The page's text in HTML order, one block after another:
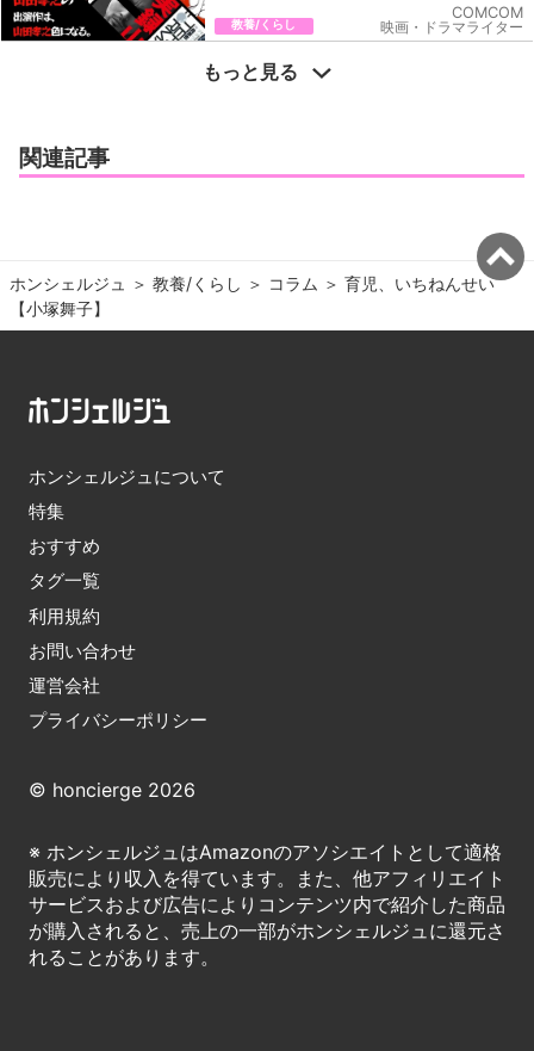
教養/くらし
COMCOM
映画・ドラマライター
もっと見る
関連記事
ホンシェルジュ ＞ 教養/くらし ＞ コラム ＞ 育児、いちねんせい
【小塚舞子】
ホンシェルジュについて
特集
おすすめ
タグ一覧
利用規約
お問い合わせ
運営会社
プライバシーポリシー
© honcierge 2026
※ ホンシェルジュはAmazonのアソシエイトとして適格
販売により収入を得ています。また、他アフィリエイト
サービスおよび広告によりコンテンツ内で紹介した商品
が購入されると、売上の一部がホンシェルジュに還元さ
れることがあります。